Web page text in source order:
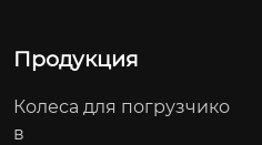
Продукция
Колеса для погрузчико
в